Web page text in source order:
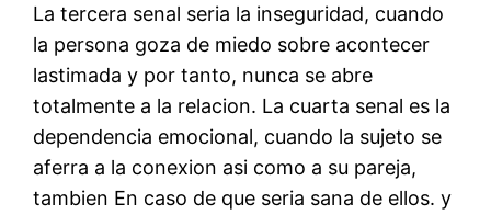
La tercera senal seri­a la inseguridad, cuando
la persona goza de miedo sobre acontecer
lastimada y por tanto, nunca se abre
totalmente a la relacion. La cuarta senal es la
dependencia emocional, cuando la sujeto se
aferra a la conexion asi­ como a su pareja,
tambien En caso de que seri­a sana de ellos. y